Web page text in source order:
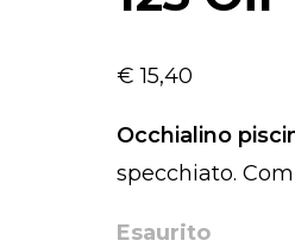
€ 15,40
Occhialino
specchiato.
Esaurito